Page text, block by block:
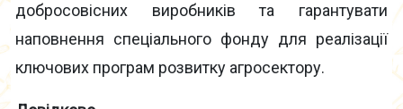
добросовісних виробників та гарантувати
наповнення спеціального фонду для реалізації
ключових програм розвитку агросектору.